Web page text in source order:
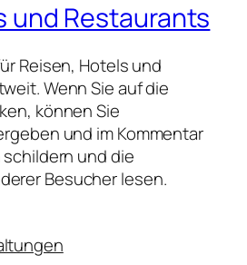
und Restaurants
Reisen, Hotels und
Wenn Sie auf die
können Sie
und im Kommentar
und die
Besucher lesen.